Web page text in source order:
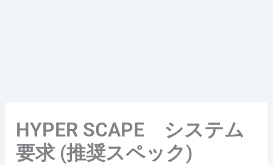
HYPER SCAPE システム
要求 (推奨スペック)